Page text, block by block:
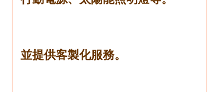
並提供客製化服務。